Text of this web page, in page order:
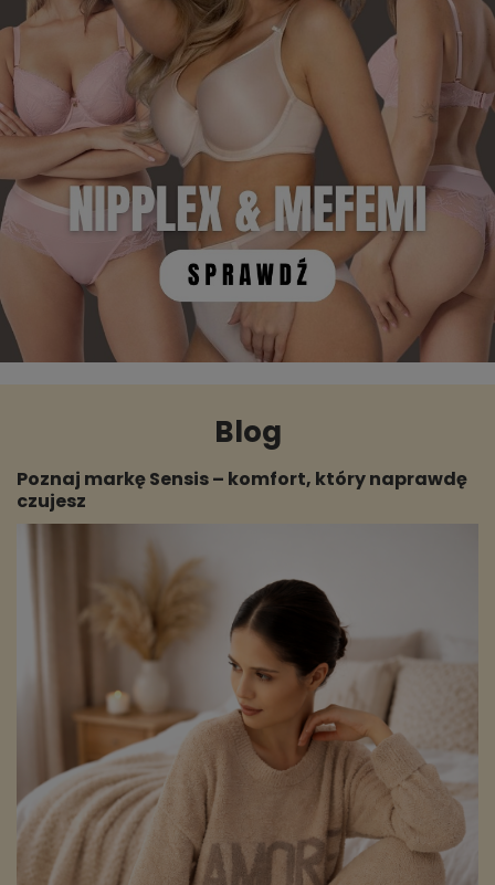
Blog
Poznaj markę Sensis – komfort, który naprawdę
czujesz